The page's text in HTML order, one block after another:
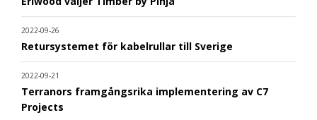
2022-09-26
Retursystemet för kabelrullar till Sverige
2022-09-21
Terranors framgångsrika implementering av C7
Projects